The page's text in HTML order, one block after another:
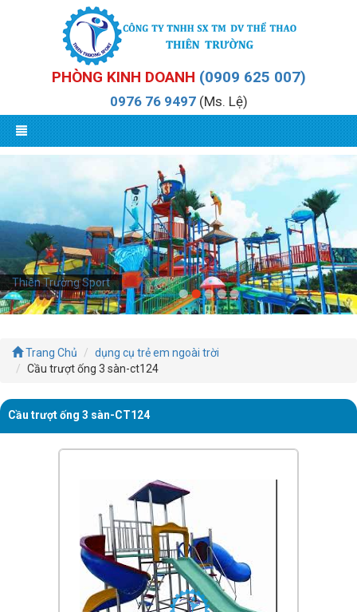
PHÒNG KINH DOANH (0909 625 007)
0976 76 9497(Ms. Lệ)
Thiên Trường Sport
Trang Chủ
dụng cụ trẻ em ngoài trời
Cầu trượt ống 3 sàn-ct124
Cầu trượt ống 3 sàn-CT124